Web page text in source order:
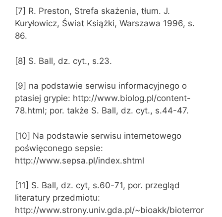
[7] R. Preston, Strefa skażenia, tłum. J.
Kuryłowicz, Świat Książki, Warszawa 1996, s.
86.
[8] S. Ball, dz. cyt., s.23.
[9] na podstawie serwisu informacyjnego o
ptasiej grypie: http://www.biolog.pl/content-
78.html; por. także S. Ball, dz. cyt., s.44-47.
[10] Na podstawie serwisu internetowego
poświęconego sepsie:
http://www.sepsa.pl/index.shtml
[11] S. Ball, dz. cyt, s.60-71, por. przegląd
literatury przedmiotu:
http://www.strony.univ.gda.pl/~bioakk/bioterror